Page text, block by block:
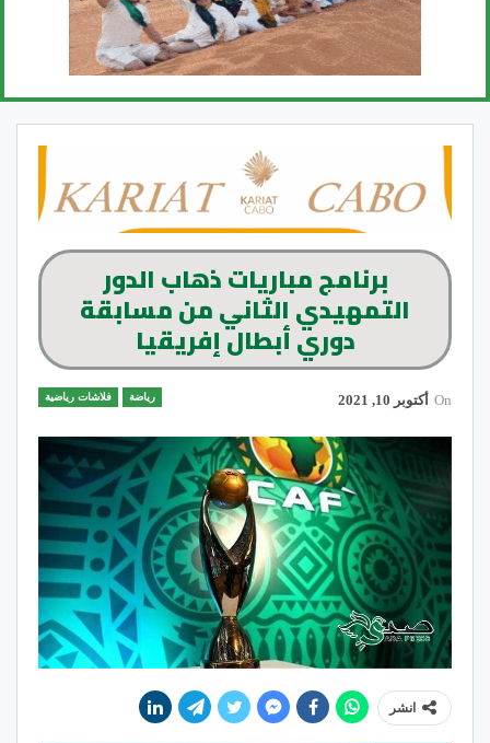
برنامج مباريات ذهاب الدور
التمهيدي الثاني من مسابقة
دوري أبطال إفريقيا
رياضة فلاشات رياضية On أكتوبر 10, 2021
انشر